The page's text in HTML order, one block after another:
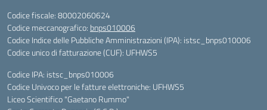
Codice fiscale: 80002060624
Codice meccanografico: bnps010006
Codice Indice delle Pubbliche Amministrazioni (IPA): istsc_bnps010006
Codice unico di fatturazione (CUF): UFHWS5
Codice IPA: istsc_bnps010006
Codice Univoco per le fatture elettroniche: UFHWS5
Liceo Scientifico "Gaetano Rummo"